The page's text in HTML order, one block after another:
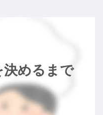
決めるまで